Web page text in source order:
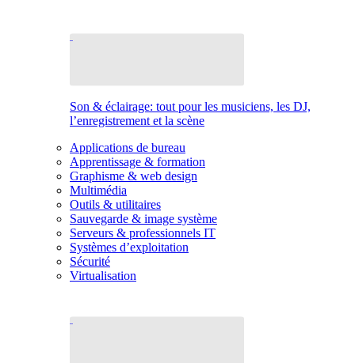
Son & éclairage: tout pour les musiciens, les DJ,
l’enregistrement et la scène
Applications de bureau
Apprentissage & formation
Graphisme & web design
Multimédia
Outils & utilitaires
Sauvegarde & image système
Serveurs & professionnels IT
Systèmes d’exploitation
Sécurité
Virtualisation